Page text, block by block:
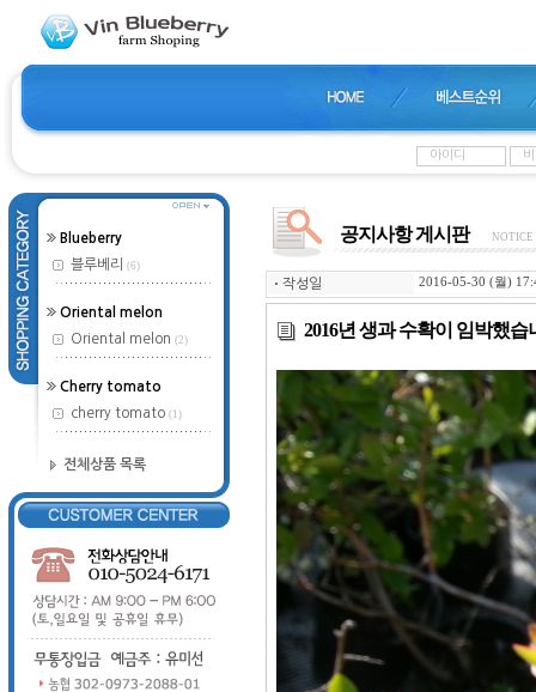
Blueberry
블루베리 (6)
Oriental melon
Oriental melon (2)
Cherry tomato
cherry tomato (1)
전체상품 목록
공지사항 게시판 NOTICE
ㆍ작성일 2016-05-30 (월)
2016년 생과 수확이 임박했습